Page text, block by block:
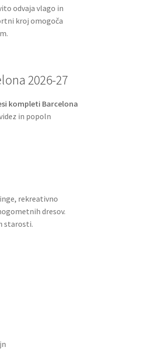
odvaja vlago in
kroj omogoča
2026-27
kompleti Barcelona
in popoln
rekreativno
dresov.
starosti.